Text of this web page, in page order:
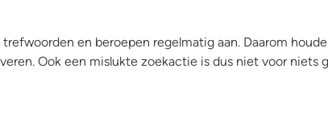
en beroepen regelmatig aan. Daarom
Ook een mislukte zoekactie is dus niet voor niets